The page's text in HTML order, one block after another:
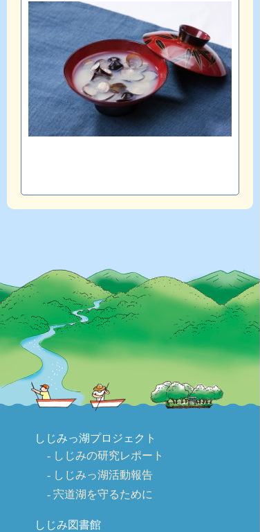
しじみっ湖プロジェクト
しじみの研究レポート
しじみっ湖活動報告
宍道湖を守るために
しじみ図書館